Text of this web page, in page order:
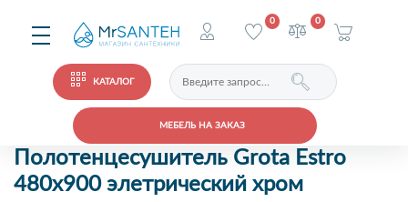
КАТАЛОГ
МЕБЕЛЬ НА ЗАКАЗ
0 0
Полотенцесушитель Grota Estro
480x900 элетрический хром